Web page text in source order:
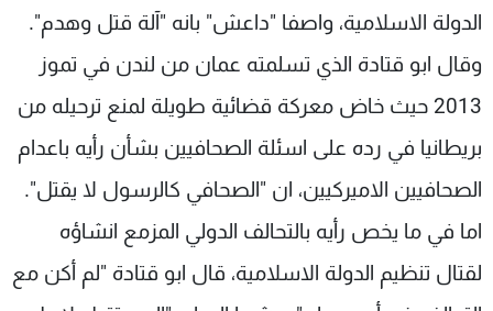
الدولة الاسلامية، واصفا "داعش" بانه "آلة قتل وهدم".
وقال ابو قتادة الذي تسلمته عمان من لندن في تموز
2013 حيث خاض معركة قضائية طويلة لمنع ترحيله من
بريطانيا في رده على اسئلة الصحافيين بشأن رأيه باعدام
الصحافيين الاميركيين، ان "الصحافي كالرسول لا يقتل".
اما في ما يخص رأيه بالتحالف الدولي المزمع انشاؤه
لقتال تنظيم الدولة الاسلامية، قال ابو قتادة "لم أكن مع